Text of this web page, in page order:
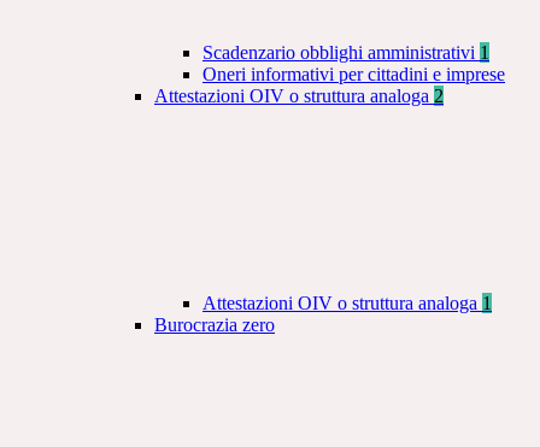
Scadenzario obblighi amministrativi 1
Oneri informativi per cittadini e imprese
Attestazioni OIV o struttura analoga 2
Attestazioni OIV o struttura analoga 1
Burocrazia zero